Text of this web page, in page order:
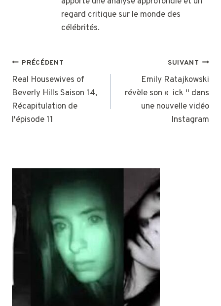
regard critique sur le monde des
célébrités.
NAVIGATION
DE
L’ARTICLE
PRÉCÉDENT
Real Housewives of
Beverly Hills Saison 14,
Récapitulation de
l'épisode 11
SUIVANT
Emily Ratajkowski
révèle son « ick '' dans
une nouvelle vidéo
Instagram